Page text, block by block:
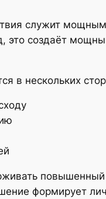
служит
создаёт
в нескольких
формирует